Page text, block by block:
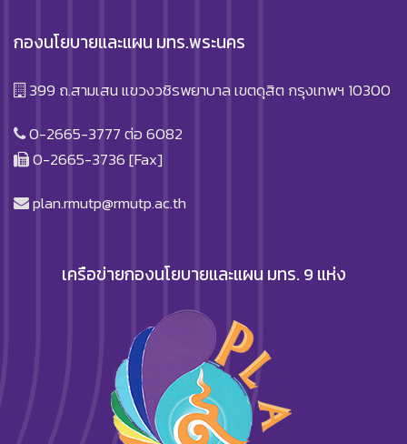
กองนโยบายและแผน มทร.พระนคร
399 ถ.สามเสน แขวงวชิรพยาบาล เขตดุสิต กรุงเทพฯ 10300
0-2665-3777 ต่อ 6082
0-2665-3736 [Fax]
plan.rmutp@rmutp.ac.th
เครือข่ายกองนโยบายและแผน มทร. 9 แห่ง